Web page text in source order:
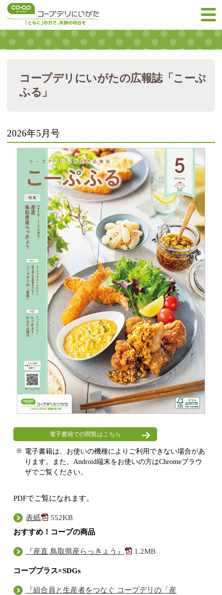
コープデリにいがたの広報誌「こーぷ
ふる」
2026年5月号
電子書籍での閲覧はこちら
電子書籍は、お使いの機種によりご利用できない場合があ
ります。また、Android端末をお使いの方はChromeブラウ
ザでご覧ください。
PDFでご覧になれます。
表紙
552KB
おすすめ！コープの商品
『産直 鳥取県産らっきょう』 1.2MB
コーププラス×SDGs
『組合員と生産者をつなぐ コープデリの「産